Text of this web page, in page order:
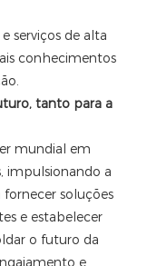
serviços de alta
conhecimentos
tanto para a
mundial em
impulsionando a
soluções
e estabelecer
o futuro da
e